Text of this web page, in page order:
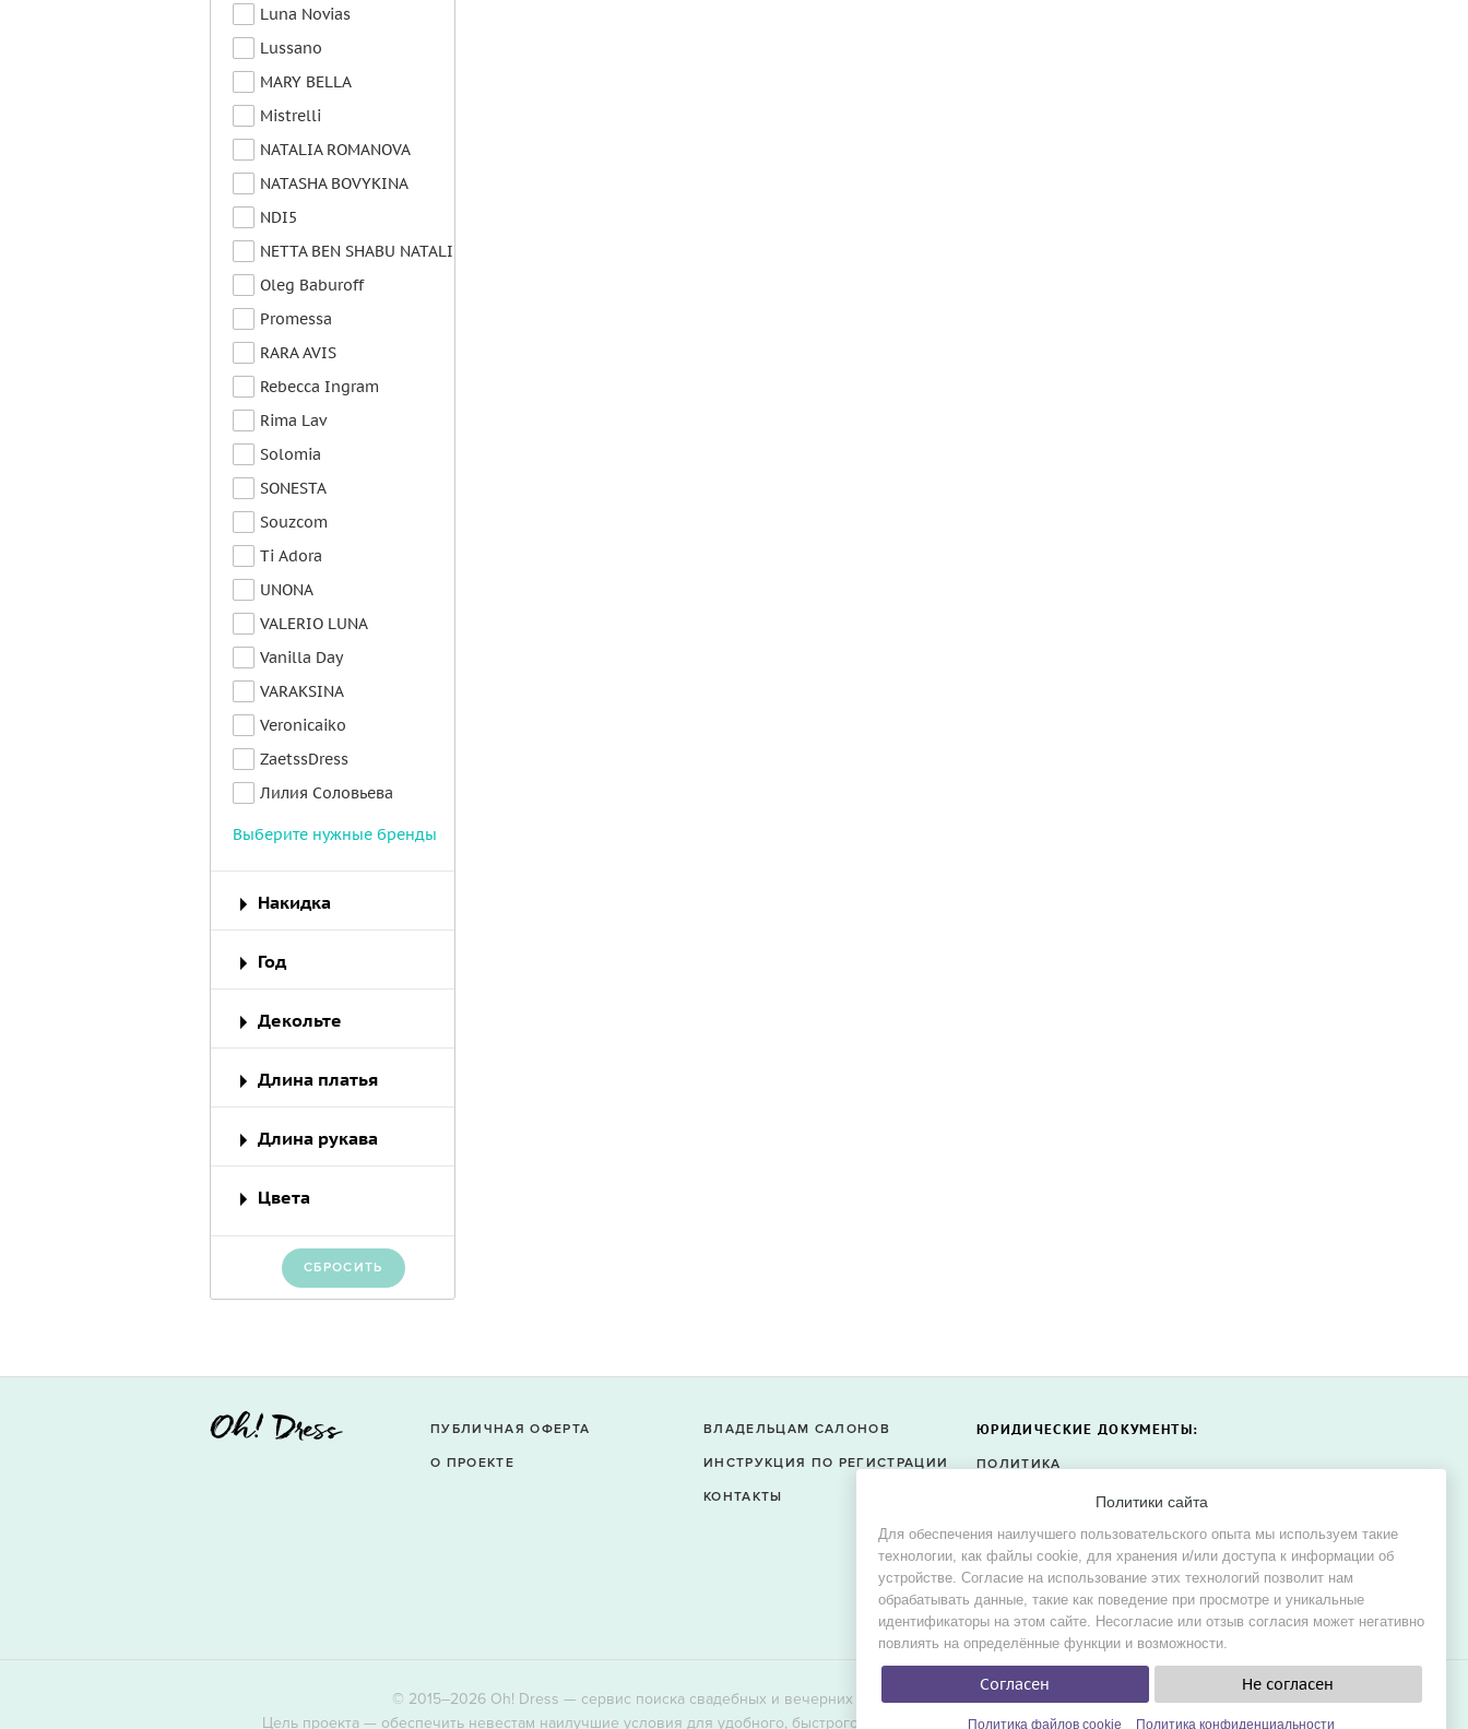
Luna Novias
Lussano
MARY BELLA
Mistrelli
NATALIA ROMANOVA
NATASHA BOVYKINA
NDI5
NETTA BEN SHABU NATALI
Oleg Baburoff
Promessa
RARA AVIS
Rebecca Ingram
Rima Lav
Solomia
SONESTA
Souzcom
Ti Adora
UNONA
VALERIO LUNA
Vanilla Day
VARAKSINA
Veronicaiko
ZaetssDress
Лилия Соловьева
Выберите нужные бренды
Накидка
Год
Декольте
Длина платья
Длина рукава
Цвета
СБРОСИТЬ
Политики сайта
Для обеспечения наилучшего пользовательского опыта мы используем такие
технологии, как файлы cookie, для хранения и/или доступа к информации об
устройстве. Согласие на использование этих технологий позволит нам
обрабатывать данные, такие как поведение при просмотре и уникальные
идентификаторы на этом сайте. Несогласие или отзыв согласия может негативно
повлиять на определённые функции и возможности.
Согласен Не согласен
Политика файлов cookie Политика конфиденциальности
ПУБЛИЧНАЯ ОФЕРТА
О ПРОЕКТЕ
ВЛАДЕЛЬЦАМ САЛОНОВ
ИНСТРУКЦИЯ ПО РЕГИСТРАЦИИ
КОНТАКТЫ
ЮРИДИЧЕСКИЕ ДОКУМЕНТЫ:
ПОЛИТИКА
СОГЛАСИЕ НА ОБРАБОТКУ
ПЕРСОНАЛЬНЫХ ДАННЫХ
© 2015–2026 Oh! Dress — сервис поиска свадебных и вечерних платьев в продаже и в аренду.
Цель проекта — обеспечить невестам наилучшие условия для удобного, быстрого и выгодного поиска платья мечты для свадьбы.